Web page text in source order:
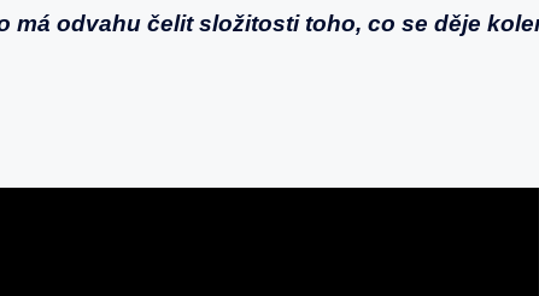
má odvahu čelit složitosti toho, co se děje